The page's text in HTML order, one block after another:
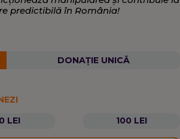
predictibilă în România!
DONAȚIE UNICĂ
LEI 100 LEI